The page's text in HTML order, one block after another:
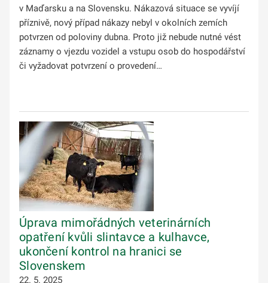
v Maďarsku a na Slovensku. Nákazová situace se vyvíjí
příznivě, nový případ nákazy nebyl v okolních zemích
potvrzen od poloviny dubna. Proto již nebude nutné vést
záznamy o vjezdu vozidel a vstupu osob do hospodářství
či vyžadovat potvrzení o provedení…
Úprava mimořádných veterinárních
opatření kvůli slintavce a kulhavce,
ukončení kontrol na hranici se
Slovenskem
22. 5. 2025